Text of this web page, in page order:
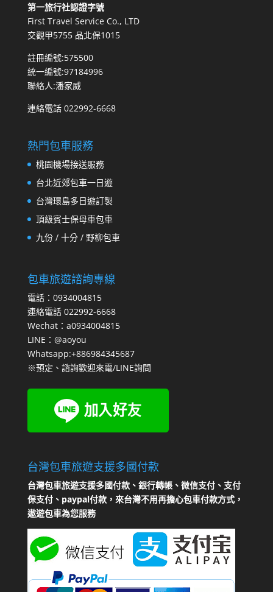
第一旅行社認證字號
First Travel Service Co., LTD
交觀甲5755 品北保1015
註冊編號:575500
統一編號:97184996
聯絡人:潘家威
連絡電話 022992-6668
熱門包車服務
桃園機場接送服務
台北近郊包車一日遊
台灣環島多日遊訂製
頂級賓士保母車包車
九份 / 十分 / 野柳包車
包車旅遊諮詢專線
電話：0934004815
連絡電話 022992-6668
Wechat：a0934004815
LINE：@aoyou
Whatsapp:+886984345687
※預定、諮詢歡迎來電/LINE詢問
台灣包車旅遊支援多國付款
台灣包車旅遊支援多國付款、銀行轉帳、微信支付、支付
保支付、paypal付款，來台灣不用再擔心包車付款方式，
遨遊包車為您服務